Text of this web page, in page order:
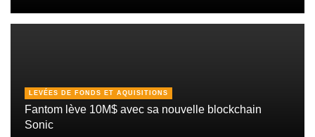
LEVÉES DE FONDS ET AQUISITIONS
Fantom lève 10M$ avec sa nouvelle blockchain
Sonic